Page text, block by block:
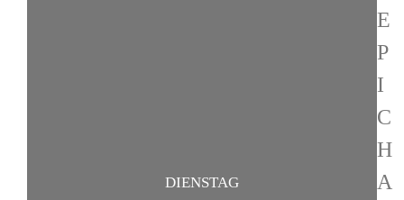
DIENSTAG
E
P
I
C
H
A